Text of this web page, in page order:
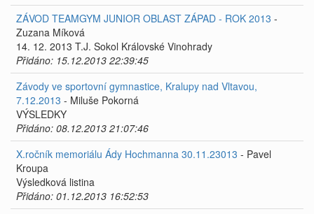
ZÁVOD TEAMGYM JUNIOR OBLAST ZÁPAD - ROK 2013 -
Zuzana Míková
14. 12. 2013 T.J. Sokol Královské Vinohrady
Přidáno: 15.12.2013 22:39:45
Závody ve sportovní gymnastice, Kralupy nad Vltavou,
7.12.2013 - Miluše Pokorná
VÝSLEDKY
Přidáno: 08.12.2013 21:07:46
X.ročník memoriálu Ády Hochmanna 30.11.23013 - Pavel
Kroupa
Výsledková listina
Přidáno: 01.12.2013 16:52:53